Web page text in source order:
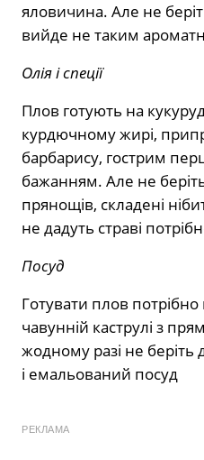
яловичина. Але не
вийде не таким
Олія і спеції
Плов готують на
курдючному жирі,
барбарису, гострим
бажанням. Але не беріть
прянощів, складені
не дадуть страві
Посуд
Готувати плов потрібно
чавунній каструлі з
жодному разі не беріть
і емальований посуд
РЕКЛАМА